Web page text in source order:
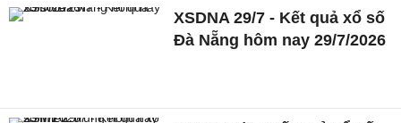
XSDNA 29/7 - Kết quả xổ số
Đà Nẵng hôm nay 29/7/2026